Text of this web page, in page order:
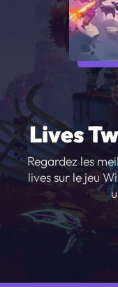
Lives
Regardez les
lives sur le jeu